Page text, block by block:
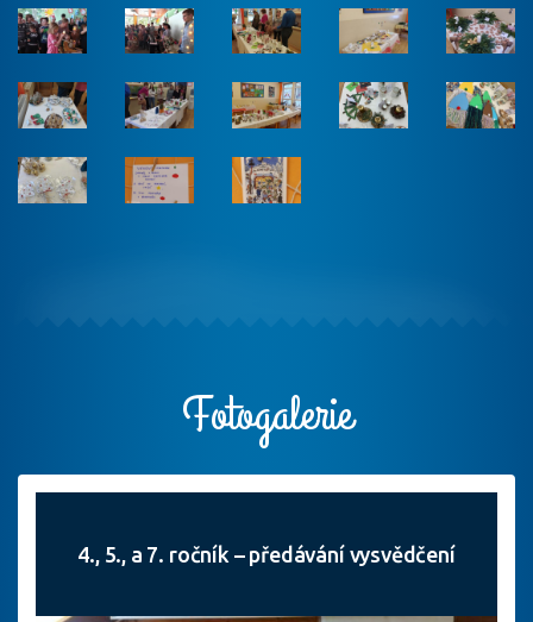
Fotogalerie
4., 5., a 7. ročník – předávání vysvědčení